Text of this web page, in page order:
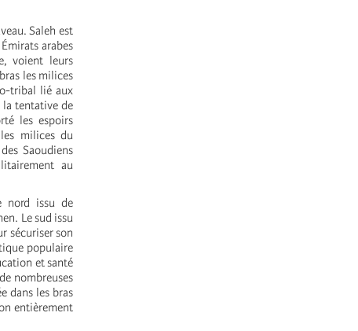
Saleh est
arabes
voient leurs
les milices
tribal lié aux
la tentative de
les espoirs
milices du
Saoudiens
au
nord issu de
Le sud issu
sécuriser son
populaire
et santé
nombreuses
dans les bras
entièrement